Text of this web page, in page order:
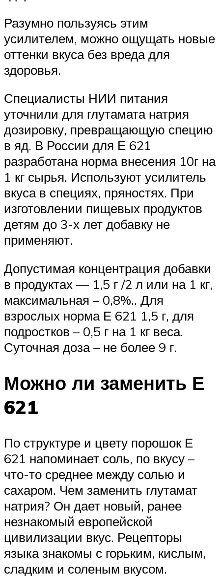
Разумно пользуясь этим
усилителем, можно ощущать новые
оттенки вкуса без вреда для
здоровья.
Специалисты НИИ питания
уточнили для глутамата натрия
дозировку, превращающую специю
в яд. В России для Е 621
разработана норма внесения 10г на
1 кг сырья. Используют усилитель
вкуса в специях, пряностях. При
изготовлении пищевых продуктов
детям до 3-х лет добавку не
применяют.
Допустимая концентрация добавки
в продуктах — 1,5 г /2 л или на 1 кг,
максимальная – 0,8%.. Для
взрослых норма Е 621 1,5 г, для
подростков – 0,5 г на 1 кг веса.
Суточная доза – не более 9 г.
Можно ли заменить Е
621
По структуре и цвету порошок Е
621 напоминает соль, по вкусу –
что-то среднее между солью и
сахаром. Чем заменить глутамат
натрия? Он дает новый, ранее
незнакомый европейской
цивилизации вкус. Рецепторы
языка знакомы с горьким, кислым,
сладким и соленым вкусом.